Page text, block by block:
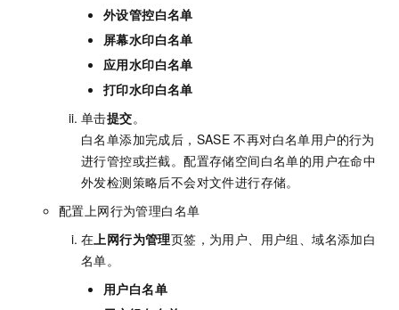
外设管控白名单
屏幕水印白名单
应用水印白名单
打印水印白名单
单击提交。
白名单添加完成后， SASE 不再对白名单用户的行为
进行管控或拦截。配置存储空间白名单的用户在命中
外发检测策略后不会对文件进行存储。
配置上网行为管理白名单
在上网行为管理页签，为用户、用户组、域名添加白
名单。
用户白名单